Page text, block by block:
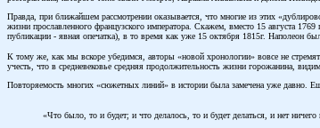
Правда, при ближайшем рассмотрении оказывается, что многие из этих
жизни прославленного французского императора. Скажем, вместо 15 августа
публикации - явная опечатка), в то время как уже 15 октября 1815г. Наполеон
К тому же, как мы вскоре убедимся, авторы «новой хронологии» вовсе не
учесть, что в средневековье средняя продолжительность жизни горожанина,
Повторяемость многих «сюжетных линий» в истории была замечена уже давно.
«Что было, то и будет; и что делалось, то и будет делаться, и нет